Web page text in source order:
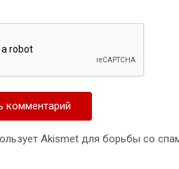
Akismet для борьбы со